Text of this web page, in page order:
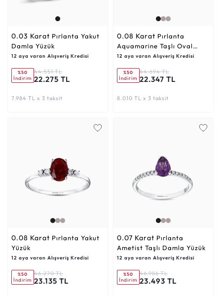
0.03 Karat
Damla Yüzük
12 aya varan Alışveriş Kredisi
%50
İndirim
44.551 TL
22.275 TL
7.984 TL x 3 taksit
0.08 Karat
Aquamarine Taşlı Oval
Yüzük
12 aya varan Alışveriş Kredisi
%50
İndirim
44.694 TL
22.347 TL
8.010 TL x 3 taksit
0.08 Karat
Yüzük
12 aya varan Alışveriş Kredisi
%50
İndirim
46.270 TL
23.135 TL
0.07 Karat
Ametist Taşlı Damla Yüzük
12 aya varan Alışveriş Kredisi
%50
İndirim
46.986 TL
23.493 TL